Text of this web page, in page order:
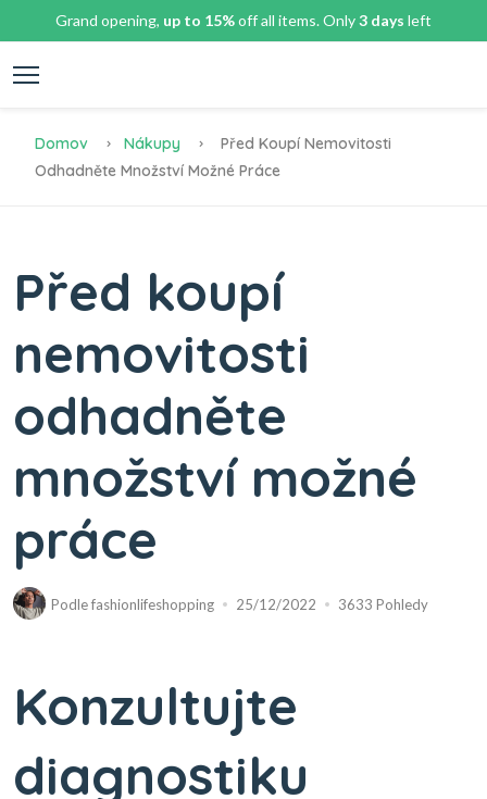
Grand opening, up to 15%off all items. Only3 days left
Domov Nákupy
Před Koupí Nemovitosti
Odhadněte Množství Možné Práce
Před koupí
nemovitosti
odhadněte
množství možné
práce
Podlefashionlifeshopping 25/12/2022 3633 Pohledy
Konzultujte
diagnostiku